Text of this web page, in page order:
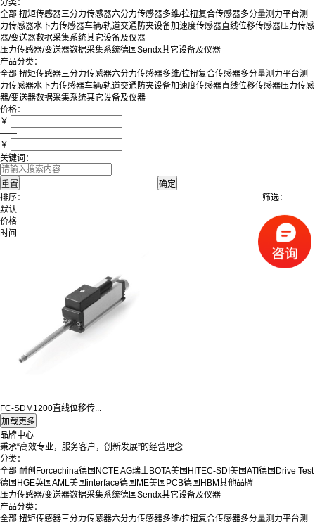
分类：
全部 扭矩传感器三分力传感器六分力传感器多维/拉扭复合传感器多分量测力平台测
力传感器水下力传感器车辆/轨道交通防夹设备加速度传感器直线位移传感器压力传感
器/变送器数据采集系统其它设备及仪器
压力传感器/变送器数据采集系统德国Sendx其它设备及仪器
产品分类：
全部 扭矩传感器三分力传感器六分力传感器多维/拉扭复合传感器多分量测力平台测
力传感器水下力传感器车辆/轨道交通防夹设备加速度传感器直线位移传感器压力传感
器/变送器数据采集系统其它设备及仪器
价格：
￥
——
￥
关键词：
排序：
默认
价格
时间
筛选：
FC-SDM1200直线位移传...
品牌中心
秉承“高效专业，服务客户，创新发展”的经营理念
分类：
全部 耐创Forcechina德国NCTE AG瑞士BOTA美国HITEC-SDI 美国ATI 德国Drive Test
德国HGE英国AML美国interface德国ME美国PCB德国HBM其他品牌
压力传感器/变送器数据采集系统德国Sendx其它设备及仪器
产品分类：
全部 扭矩传感器三分力传感器六分力传感器多维/拉扭复合传感器多分量测力平台测